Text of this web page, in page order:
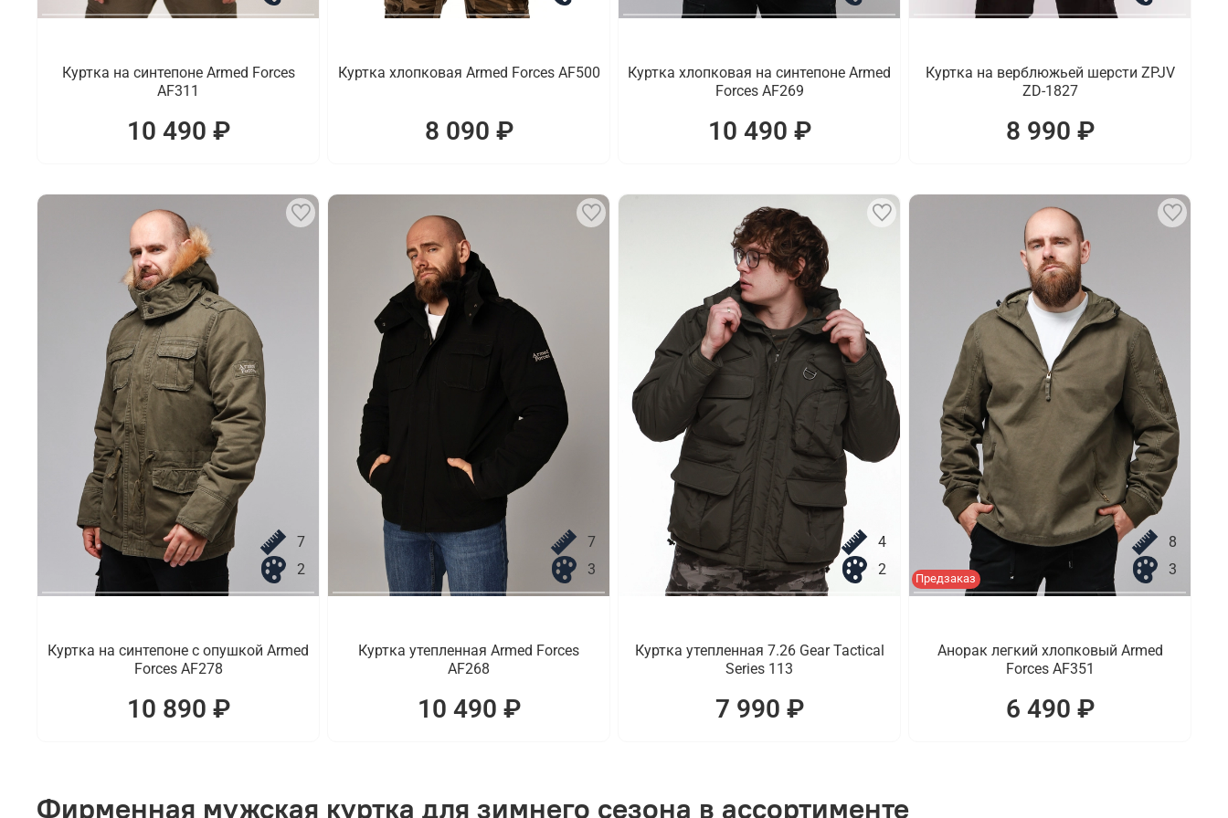
Куртка на синтепоне Armed Forces
AF311
10 490 ₽
Куртка хлопковая Armed Forces AF500
8 090 ₽
Куртка хлопковая на синтепоне Armed
Forces AF269
10 490 ₽
Куртка на верблюжьей шерсти ZPJV
ZD-1827
8 990 ₽
7
2
Куртка на синтепоне с опушкой Armed
Forces AF278
10 890 ₽
7
3
Куртка утепленная Armed Forces
AF268
10 490 ₽
4
2
Куртка утепленная 7.26 Gear Tactical
Series 113
7 990 ₽
Предзаказ
8
3
Анорак легкий хлопковый Armed
Forces AF351
6 490 ₽
Фирменная мужская куртка для зимнего сезона в ассортименте